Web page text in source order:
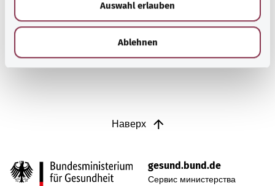
Auswahl erlauben
Ablehnen
экстренное хирургическое вмешательство.
Узнать больше
Наверх
gesund.bund.de
Сервис министерства